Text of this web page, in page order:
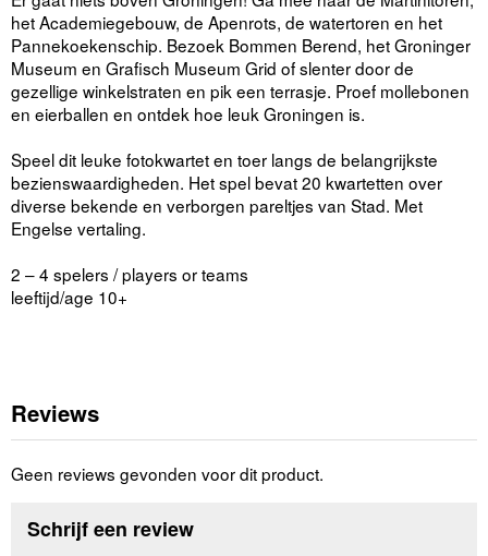
het Academiegebouw, de Apenrots, de watertoren en het
Pannekoekenschip. Bezoek Bommen Berend, het Groninger
Museum en Grafisch Museum Grid of slenter door de
gezellige winkelstraten en pik een terrasje. Proef mollebonen
en eierballen en ontdek hoe leuk Groningen is.
Speel dit leuke fotokwartet en toer langs de belangrijkste
bezienswaardigheden. Het spel bevat 20 kwartetten over
diverse bekende en verborgen pareltjes van Stad. Met
Engelse vertaling.
2 – 4 spelers / players or teams
leeftijd/age 10+
Reviews
Geen reviews gevonden voor dit product.
Schrijf een review